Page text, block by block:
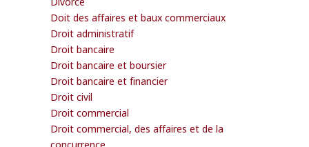
Doit des affaires et baux commerciaux
Droit administratif
Droit bancaire
Droit bancaire et boursier
Droit bancaire et financier
Droit civil
Droit commercial
Droit commercial, des affaires et de la